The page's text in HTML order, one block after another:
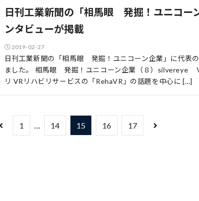
日刊工業新聞の「相馬眼 発掘！ユニコー
ンタビューが掲載
2019-02-27
日刊工業新聞の「相馬眼 発掘！ユニコーン企業」に代表
ました。 相馬眼 発掘！ユニコーン企業（８）silvereye
リ VRリハビリサービスの「RehaVR」の話題を中心に […]
1 … 14 15 16 17